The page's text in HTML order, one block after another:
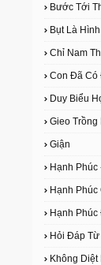
Bước Tới
Bụt Là
Chỉ Nam
Con Đã
Duy Biểu
Gieo Trồng
Giận
Hạnh
Hạnh Phúc
Hạnh
Hỏi Đáp Từ
Không